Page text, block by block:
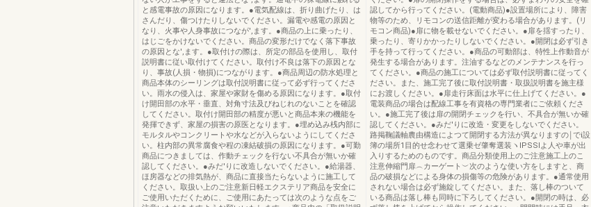
と感電事故の原因になります。●電気配線は、折り曲げたり、は
さんだり、傷つけたりしないでください。漏電や感電の原因と
なり、火事や人身事故につなが',ます。●商品の上に乗ったり、
はじごをかけないでください。商品の変形だけでなく落下事故
の原因とな',ます。●取付けの際は、所定の部品を使用し、取付
説明書に従い取付けてください。取付け不良は落下の原因とな
り、事故(人損・物損)につながります。●商品周辺の防水処理と
商品本体のシーリングは取付説明書に従って必ず行ってくださ
い。雨水の侵入は、家屋や家財を傷める原因になります。●取付
け開田部の水平・垂直、対角寸法及びねじれのないことを確認
してください。取付け開田部の精度が悪いと商品本来の機能を
発揮できず、家屋の損害の原医となります。●埋め込み桟内部に
モルタルやコンクリートや水などが入らないようにしてくださ
い。柱内部の異常腐食や程の凍結破損の原因になります。●可勤
商品につきましては、作動チェックを行ない不具合が無いか確
認してください。●みだ'りに改造しないでください。●給湯器、
ほ房器などの排気熱が、商品に直接当たらないように施工して
ください。取扱い上のご注意新日軽エクステリア商品を安全に
ご使用いただくために、ご使用にあたっては次のような点をご
認してから行ってください。(電動商品)●設置場所により、障害
物等のため、リモコンの送信距離が変わる場合があります。(リ
モコン商品)●扉に物を載せないでください。●扉を揺すったり、
乗ったり、寄りかかったりしないでください。●開閉は必ず引き
手を持って行ってください。●商品の可動部は、特性上作動音が
発生する場合があります。注油するなどのメンテナンスを行っ
てください。●商品の施工については必ず取付説明書に従ってく
ださい。また、施工完了後に取付説明書・取扱説明書を施主様
にお渡しください。●扉走行床面は水平に仕上げてください。●
電装商品の場合は配線工事を有資格の専門業者にご依頼くださ
い。●施工完了後は扉の開閉チェックを行い、不具合が無いか確
認してください。●みだ'りに改造・変更をしないでください。
路掲鞠議軸農由構造によつて開閉する方法が異なりますの￨でi設
簿の場所1目的せ念わせて選乗ゼ肇奪選装ヽIPSSIよ人や車が出
入りするためのものです。商品分類使用上のご注意施工上のこ
注意伸縮門扉︵カーゲート︶次のような使い方をしますと、商
品の破損などによる身体の損傷等の危険があります。●通常使用
されない場合は必ず施錠してください。また、落し棒のついて
いる商品は落し棒も同時に下ろしてください。●開閉の時は、必